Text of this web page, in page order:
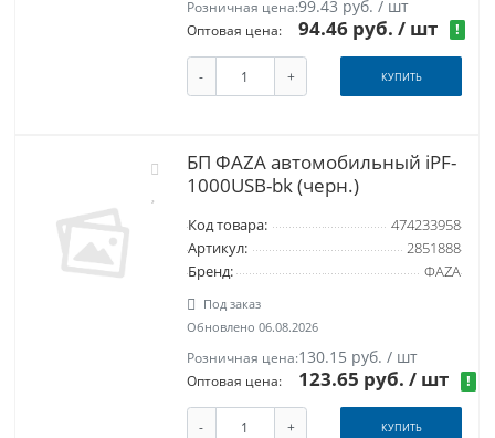
Розничная цена:99.43 руб. / шт
Оптовая цена: 94.46 руб./ шт !
- + КУПИТЬ
БП ФАZА автомобильный iPF-
1000USB-bk (черн.)
Код товара:
474233958
Артикул:
2851888
Бренд:
ФАZА
Под заказ
Обновлено 06.08.2026
Розничная цена:130.15 руб. / шт
Оптовая цена: 123.65 руб./ шт !
- + КУПИТЬ